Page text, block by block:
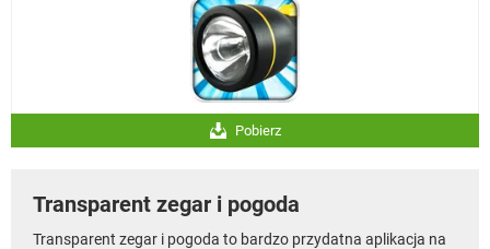
Pobierz
Transparent zegar i pogoda
Transparent zegar i pogoda to bardzo przydatna aplikacja na